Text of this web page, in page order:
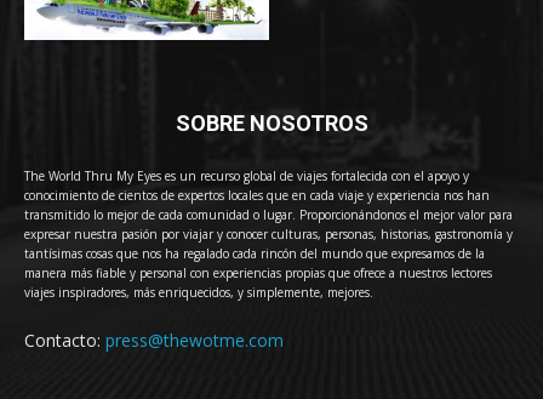
SOBRE NOSOTROS
The World Thru My Eyes es un recurso global de viajes fortalecida con el apoyo y
conocimiento de cientos de expertos locales que en cada viaje y experiencia nos han
transmitido lo mejor de cada comunidad o lugar. Proporcionándonos el mejor valor para
expresar nuestra pasión por viajar y conocer culturas, personas, historias, gastronomía y
tantísimas cosas que nos ha regalado cada rincón del mundo que expresamos de la
manera más fiable y personal con experiencias propias que ofrece a nuestros lectores
viajes inspiradores, más enriquecidos, y simplemente, mejores.
Contacto: press@thewotme.com